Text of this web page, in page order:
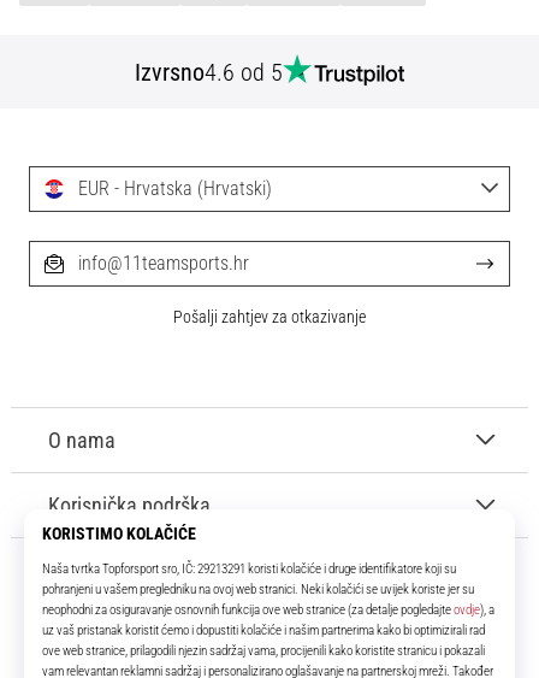
Izvrsno4.6 od 5
11teamsports.hr
Tvoj smo pouzdani suigrač već više od 16 godina! Cijelo to vrijeme
O nama
Korisnička podrška
EUR - Hrvatska (Hrvatski)
info@11teamsports.hr
Pošalji zahtjev za otkazivanje